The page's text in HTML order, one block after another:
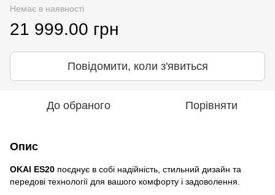
Немає в наявності
21 999.00 грн
Повідомити, коли з'явиться
До обраного Порівняти
Опис
OKAI ES20 поєднує в собі надійність, стильний дизайн та
передові технології для вашого комфорту і задоволення.